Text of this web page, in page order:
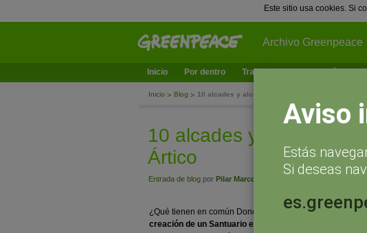
Este sitio usa cookies. Si
Archivo Greenpeace
Inicio Por dentro Trabajamos en ¿Qué
Inicio Blog 10 alcades y alcaldesas por la protección del
10 alcades y alcaldesas
Ártico
Entrada de blog por Pilar Marcos
¿Qué tienen en común Donosti, Ibiza o Sant Vicenç dels
creación de un Santuario en las aguas internacionales
Aviso
Estás
Si deseas